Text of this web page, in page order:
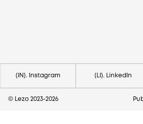
(IN). Instagram (LI). LinkedIn
© Lezo 2023-2026